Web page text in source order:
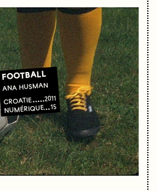
FOOTBALL
ANA HUSMAN
CROATIE 2011
NUMÉRIQUE 15